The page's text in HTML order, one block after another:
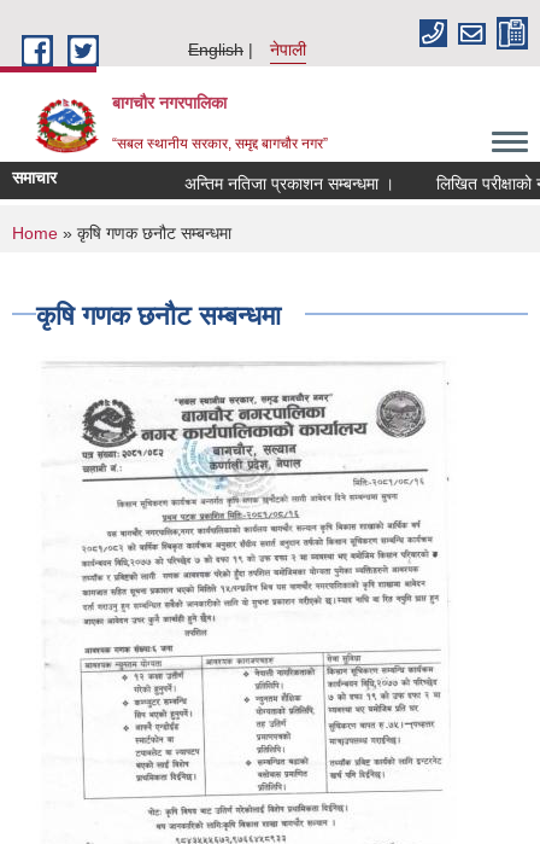
English
नेपाली
बागचौर नगरपालिका
“सबल स्थानीय सरकार, समृद्द बागचौर नगर”
समाचार अन्तिम नतिजा प्रकाशन सम्बन्धमा । लिखित परीक्षाको
You are here
Home » कृषि गणक छनौट सम्बन्धमा
कृषि गणक छनौट सम्बन्धमा